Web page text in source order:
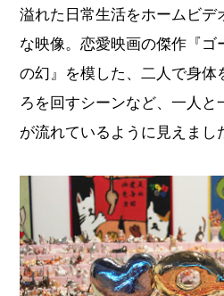
溢れた日常生活をホームビデ
な映像。恋愛映画の傑作『ゴ
の幻』を模した、二人で身体
ろを回すシーンなど、一人と
が流れているように見えまし